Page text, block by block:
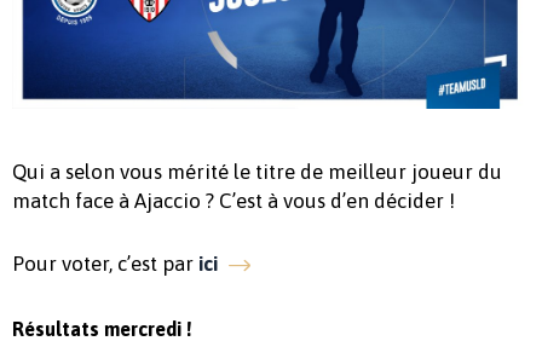
Qui a selon vous mérité le titre de meilleur joueur du
match face à Ajaccio ? C’est à vous d’en décider !
Pour voter, c’est par ici
Résultats mercredi !